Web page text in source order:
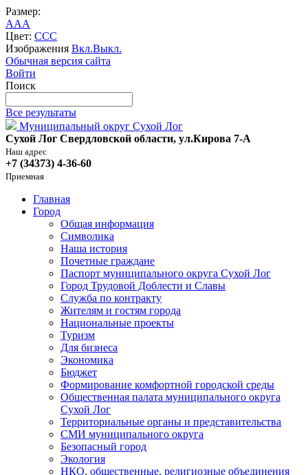
Размер:
AAA
Цвет: CCC
Изображения Вкл.Выкл.
Обычная версия сайта
Войти
Поиск
Все результаты
Муниципальный округ Сухой Лог
Сухой Лог Свердловской области, ул.Кирова 7-А
Наш адрес
+7 (34373) 4-36-60
Приемная
Главная
Город
Общая информация
Символика
Наша история
Почетные граждане
Паспорт муниципального округа Сухой Лог
Город Трудовой Доблести и Славы
Служба по контракту
Жителям и гостям города
Национальные проекты
Туризм
Для бизнеса
Экономика
Бюджет
Формирование комфортной городской среды
Общественная палата муниципального округа
Сухой Лог
Территориальные органы и представительства
СМИ муниципального округа
Безопасный город
Экология
НКО, общественные, религиозные объединения